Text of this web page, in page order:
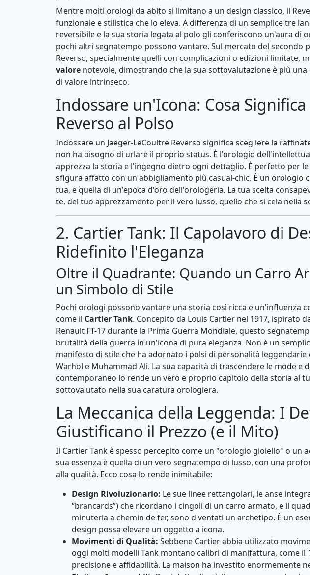
Mentre molti orologi da abito si limitano a un design classico, il
funzionale e stilistica che lo eleva. A differenza di un semplice tre
reversibile e la sua storia legata al polo gli conferiscono un'aura di
pochi altri segnatempo possono vantare. Sul mercato del secondo
Reverso, specialmente quelli con complicazioni o edizioni limitate,
valore notevole, dimostrando che la sua sottovalutazione è più
di valore intrinseco.
Indossare un'Icona: Cosa
Reverso al Polso
Indossare un Jaeger-LeCoultre Reverso significa scegliere la
non ha bisogno di urlare il proprio status. È l'orologio
apprezza la storia e l'ingegno dietro ogni dettaglio. È perfetto per
sfigura affatto con un abbigliamento più casual-chic. È un orologio
tua, e quella di un'epoca d'oro dell'orologeria. La tua scelta
te, del tuo apprezzamento per il vero lusso, quello che si cela nella
2. Cartier Tank: Il Capolavoro di
Ridefinito l'Eleganza
Oltre il Quadrante: Quando un Carro
un Simbolo di Stile
Pochi orologi possono vantare una storia così ricca e un'influenza
come il Cartier Tank. Concepito da Louis Cartier nel 1917, ispirato
Renault FT-17 durante la Prima Guerra Mondiale, questo
brutalità della guerra in un'icona di pura eleganza. Non è un
manifesto di stile che ha adornato i polsi di personalità leggendarie
Warhol e Muhammad Ali. La sua capacità di trascendere le mode e
contemporaneo lo rende un vero e proprio capitolo della storia al
sottovalutato nella sua caratura orologiera.
La Meccanica della Leggenda: I
Giustificano il Prezzo (e il Mito)
Il Cartier Tank è spesso percepito come un "orologio gioiello" o un
sua essenza è quella di un vero segnatempo di lusso, con una
alla qualità. Ecco cosa lo rende inimitabile:
Design Rivoluzionario: Le sue linee rettangolari, le anse
“brancards”) che ricordano i cingoli di un carro armato, e il
minuteria a chemin de fer, sono diventati un archetipo. È un
design possa elevare un oggetto a icona.
Movimenti di Qualità: Sebbene Cartier abbia utilizzato
oggi molti modelli Tank montano calibri di manifattura, come il
precisione e affidabilità. La maison ha investito enormemente